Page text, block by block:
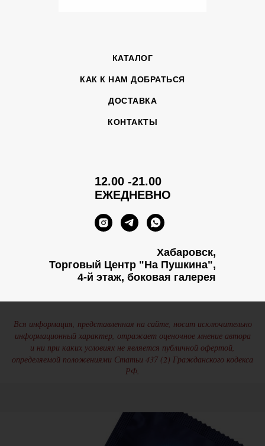
КАТАЛОГ
КАК К НАМ ДОБРАТЬСЯ
ДОСТАВКА
КОНТАКТЫ
12.00 -21.00
ЕЖЕДНЕВНО
Хабаровск,
Торговый Центр "На Пушкина",
4-й этаж, боковая галерея
Вся информация, представленная на сайте, носит исключительно
информационный характер, отражает оценочное мнение автора
и ни при каких условиях не является публичной офертой,
определяемой положениями Статьи 437 (2) Гражданского кодекса
РФ.